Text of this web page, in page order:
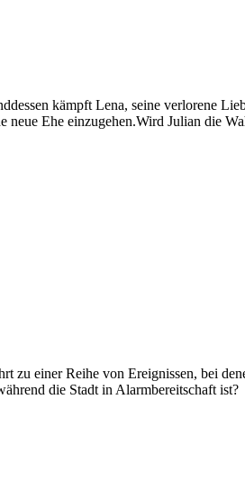
kämpft Lena, seine verlorene
Ehe einzugehen.Wird Julian die
zu einer Reihe von Ereignissen, bei
die Stadt in Alarmbereitschaft ist?